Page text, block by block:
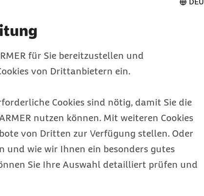
für Sie bereitzustellen und
von Drittanbietern ein.
Cookies sind nötig, damit Sie die
nutzen können. Mit weiteren Cookies
von Dritten zur Verfügung stellen. Oder
und wie wir Ihnen ein besonders gutes
Sie Ihre Auswahl detailliert prüfen und